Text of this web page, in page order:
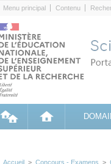
Menu principal Contenu
Accueil > Concours - Examens >